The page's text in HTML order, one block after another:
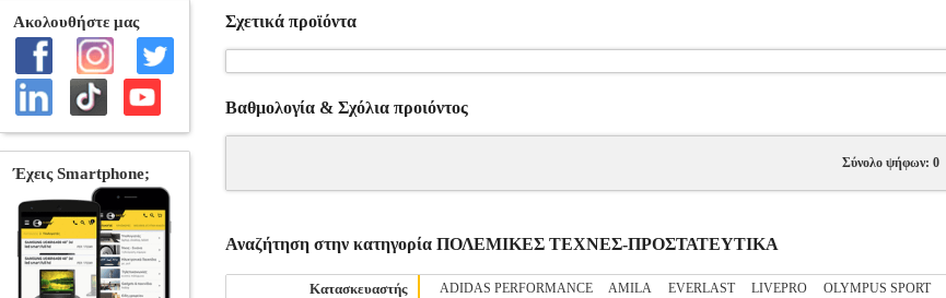
Σχετικά προϊόντα
Βαθμολογία & Σχόλια προιόντος
Σύνολο ψήφων: 0
Αναζήτηση στην κατηγορία ΠΟΛΕΜΙΚΕΣ ΤΕΧΝΕΣ-ΠΡΟΣΤΑΤΕΥΤΙΚΑ
Κατασκευαστής ADIDAS PERFORMANCE AMILA EVERLAST LIVEPRO OLYMPUS SPORT